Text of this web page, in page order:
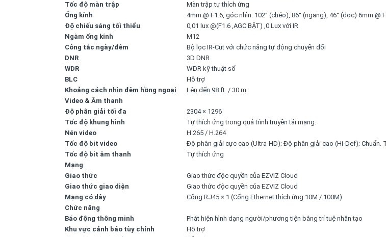
Tốc độ màn trập
Màn trập tự thích ứng
Ống kính
4mm @ F1.6, góc nhìn: 102° (chéo), 86° (ngang), 46° (dọc) 6mm @
Độ chiếu sáng tối thiểu
0,01 lux @(F1.6 ,AGC BẬT) ,0 Lux với IR
Ngàm ống kính
M12
Công tắc ngày/đêm
Bộ lọc IR-Cut với chức năng tự động chuyển đổi
DNR
3D DNR
WDR
WDR kỹ thuật số
BLC
Hỗ trợ
Khoảng cách nhìn đêm hồng ngoại
Lên đến 98 ft. / 30 m
Video & Âm thanh
Độ phân giải tối đa
2304 × 1296
Tốc độ khung hình
Tự thích ứng trong quá trình truyền tải mạng.
Nén video
H.265 / H.264
Tốc độ bit video
Độ phân giải cực cao (Ultra-HD); Độ phân giải cao (Hi-Def); Chuẩn.
Tốc độ bit âm thanh
Tự thích ứng
Mạng
Giao thức
Giao thức độc quyền của EZVIZ Cloud
Giao thức giao diện
Giao thức độc quyền của EZVIZ Cloud
Mạng có dây
Cổng RJ45 × 1 (Cổng Ethernet thích ứng 10M / 100M)
Chức năng
Báo động thông minh
Phát hiện hình dạng người/phương tiện bằng trí tuệ nhân tạo
Khu vực cảnh báo tùy chỉnh
Hỗ trợ